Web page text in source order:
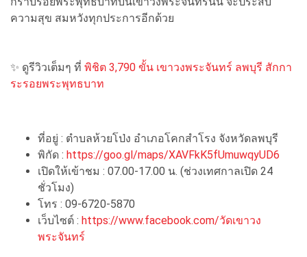
ความสุข สมหวังทุกประการอีกด้วย
✨ ดูรีวิวเต็มๆ ที่ พิชิต 3,790 ขั้น เขาวงพระจันทร์ ลพบุรี สักกา
ระรอยพระพุทธบาท
ที่อยู่ : ตำบลห้วยโป่ง อำเภอโคกสำโรง จังหวัดลพบุรี
พิกัด : https://goo.gl/maps/XAVFkK5fUmuwqyUD6
เปิดให้เข้าชม : 07.00-17.00 น. (ช่วงเทศกาลเปิด 24
ชั่วโมง)
โทร : 09-6720-5870
เว็บไซต์ : https://www.facebook.com/วัดเขาวง
พระจันทร์